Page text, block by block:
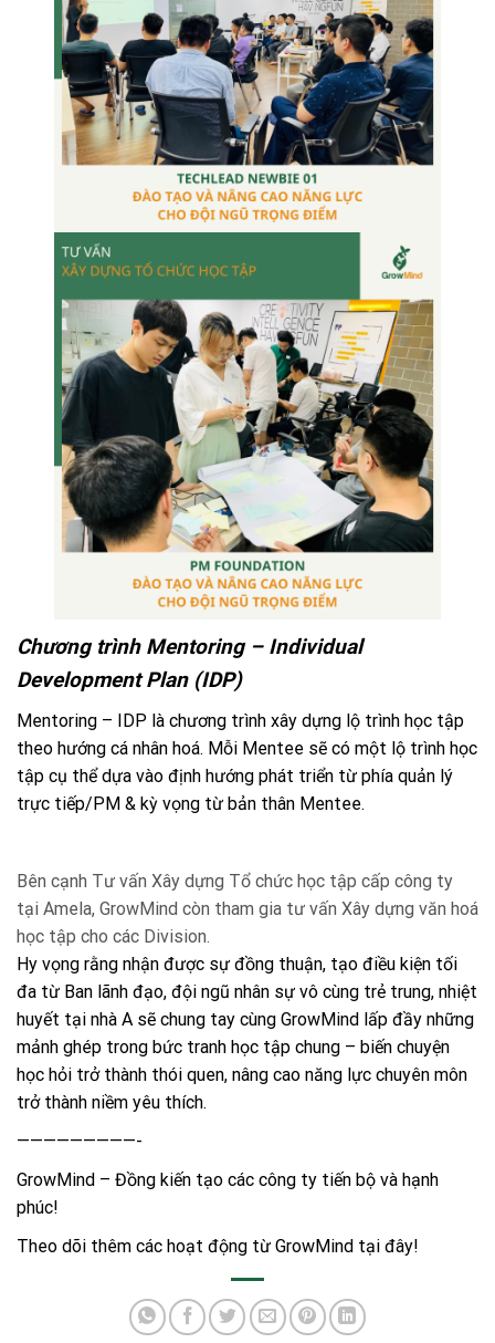
Chương trình Mentoring – Individual
Development Plan (IDP)
Mentoring – IDP là chương trình xây dựng lộ trình học tập
theo hướng cá nhân hoá. Mỗi Mentee sẽ có một lộ trình học
tập cụ thể dựa vào định hướng phát triển từ phía quản lý
trực tiếp/PM & kỳ vọng từ bản thân Mentee.
Bên cạnh Tư vấn Xây dựng Tổ chức học tập cấp công ty
tại Amela, GrowMind còn tham gia tư vấn Xây dựng văn hoá
học tập cho các Division.
Hy vọng rằng nhận được sự đồng thuận, tạo điều kiện tối
đa từ Ban lãnh đạo, đội ngũ nhân sự vô cùng trẻ trung, nhiệt
huyết tại nhà A sẽ chung tay cùng GrowMind lấp đầy những
mảnh ghép trong bức tranh học tập chung – biến chuyện
học hỏi trở thành thói quen, nâng cao năng lực chuyên môn
trở thành niềm yêu thích.
—————————-
GrowMind – Đồng kiến tạo các công ty tiến bộ và hạnh
phúc!
Theo dõi thêm các hoạt động từ GrowMind tại đây!